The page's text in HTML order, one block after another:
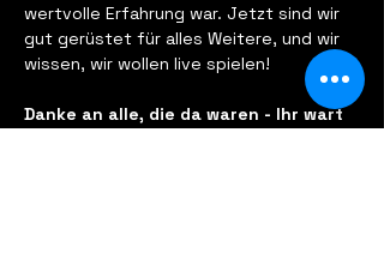
wertvolle Erfahrung war. Jetzt sind wir
gut gerüstet für alles Weitere, und wir
wissen, wir wollen live spielen!
Danke an alle, die da waren - Ihr wart